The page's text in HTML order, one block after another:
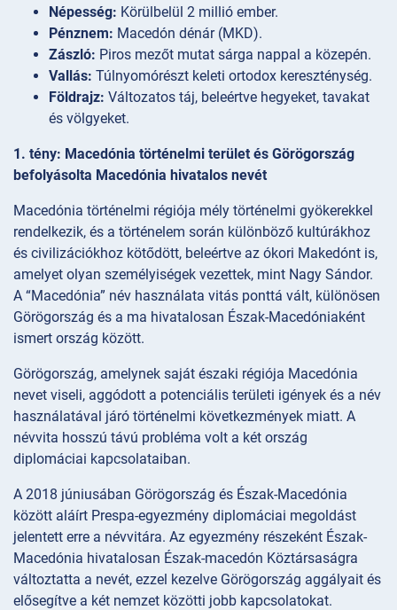
Népesség: Körülbelül 2 millió ember.
Pénznem: Macedón dénár (MKD).
Zászló: Piros mezőt mutat sárga nappal a közepén.
Vallás: Túlnyomórészt keleti ortodox kereszténység.
Földrajz: Változatos táj, beleértve hegyeket, tavakat
és völgyeket.
1. tény: Macedónia történelmi terület és Görögország
befolyásolta Macedónia hivatalos nevét
Macedónia történelmi régiója mély történelmi gyökerekkel
rendelkezik, és a történelem során különböző kultúrákhoz
és civilizációkhoz kötődött, beleértve az ókori Makedónt is,
amelyet olyan személyiségek vezettek, mint Nagy Sándor.
A “Macedónia” név használata vitás ponttá vált, különösen
Görögország és a ma hivatalosan Észak-Macedóniaként
ismert ország között.
Görögország, amelynek saját északi régiója Macedónia
nevet viseli, aggódott a potenciális területi igények és a név
használatával járó történelmi következmények miatt. A
névvita hosszú távú probléma volt a két ország
diplomáciai kapcsolataiban.
A 2018 júniusában Görögország és Észak-Macedónia
között aláírt Prespa-egyezmény diplomáciai megoldást
jelentett erre a névvitára. Az egyezmény részeként Észak-
Macedónia hivatalosan Észak-macedón Köztársaságra
változtatta a nevét, ezzel kezelve Görögország aggályait és
elősegítve a két nemzet közötti jobb kapcsolatokat.